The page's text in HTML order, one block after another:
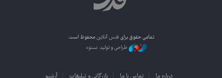
تمامی حقوق برای قدس آنلاین محفوظ است.
طراحی و تولید: نستوه